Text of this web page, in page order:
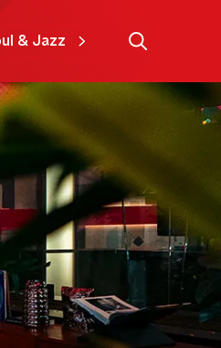
& Jazz